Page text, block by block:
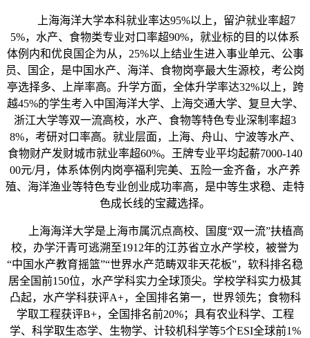
上海海洋大学本科就业率达95%以上，留沪就业率超7
5%，水产、食物类专业对口率超90%，就业标的目的以体系
体例内和优良国企为从，25%以上结业生进入事业单元、公事
员、国企，是中国水产、海洋、食物岗亭最大生源校，考公岗
亭选择多、上岸率高。升学方面，全体升学率达32%以上，跨
越45%的学生考入中国海洋大学、上海交通大学、复旦大学、
浙江大学等双一流高校，水产、食物等特色专业深制率超3
8%，考研对口率高。就业层面，上海、舟山、宁波等水产、
食物财产发财城市就业率超60%。王牌专业平均起薪7000-140
00元/月，体系体例内岗亭福利完美、五险一金齐备，水产养
殖、海洋渔业等特色专业创业成功率高，是中等生求稳、走特
色成长线的宝藏选择。
上海海洋大学是上海市属沉点高校、国度“双一流”扶植高
校，办学汗青可逃溯至1912年的江苏省立水产学校，被誉为
“中国水产教育摇篮”“世界水产范畴双非天花板”，软科排名稳
居全国前150位，水产学科实力全球顶尖。学校学科实力极其
凸起，水产学科获评A+，全国排名第一，世界领先；食物科
学取工程获评B+，全国排名前20%；具有农业科学、工程
学、科学取生态学、生物学、计较机科学等5个ESI全球前1%